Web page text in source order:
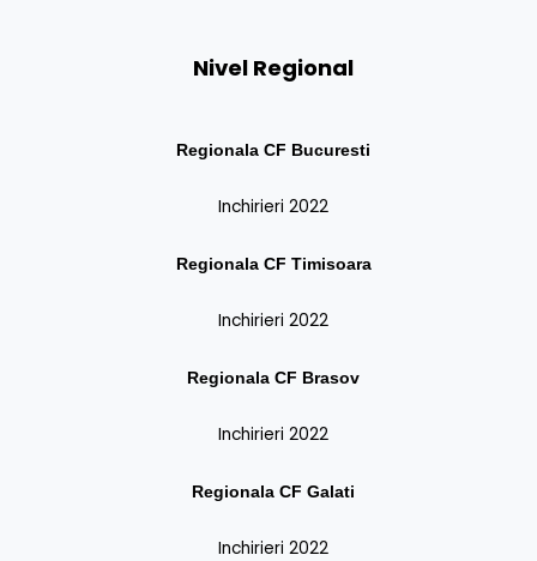
Nivel Regional
Regionala CF Bucuresti
Inchirieri 2022
Regionala CF Timisoara
Inchirieri 2022
Regionala CF Brasov
Inchirieri 2022
Regionala CF Galati
Inchirieri 2022